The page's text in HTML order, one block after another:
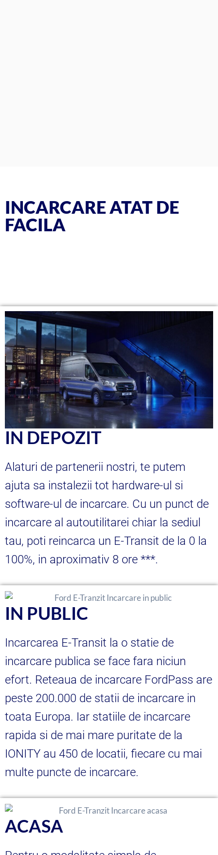
INCARCARE ATAT DE
FACILA
IN DEPOZIT
Alaturi de partenerii nostri, te putem
ajuta sa instalezii tot hardware-ul si
software-ul de incarcare. Cu un punct de
incarcare al autoutilitarei chiar la sediul
tau, poti reincarca un E-Transit de la 0 la
100%, in aproximativ 8 ore ***.
IN PUBLIC
Incarcarea E-Transit la o statie de
incarcare publica se face fara niciun
efort. Reteaua de incarcare FordPass are
peste 200.000 de statii de incarcare in
toata Europa. Iar statiile de incarcare
rapida si de mai mare puritate de la
IONITY au 450 de locatii, fiecare cu mai
multe puncte de incarcare.
ACASA